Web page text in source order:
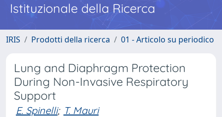
Istituzionale della Ricerca
IRIS Prodotti della ricerca 01 - Articolo su periodico
Lung and Diaphragm Protection
During Non-Invasive Respiratory
Support
E. Spinelli; T. Mauri